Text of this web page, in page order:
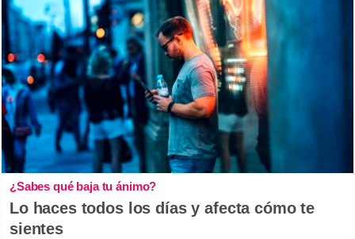
¿Sabes qué baja tu ánimo?
Lo haces todos los días y afecta cómo te
sientes